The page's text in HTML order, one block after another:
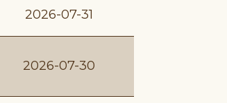
2026-07-31
2026-07-30